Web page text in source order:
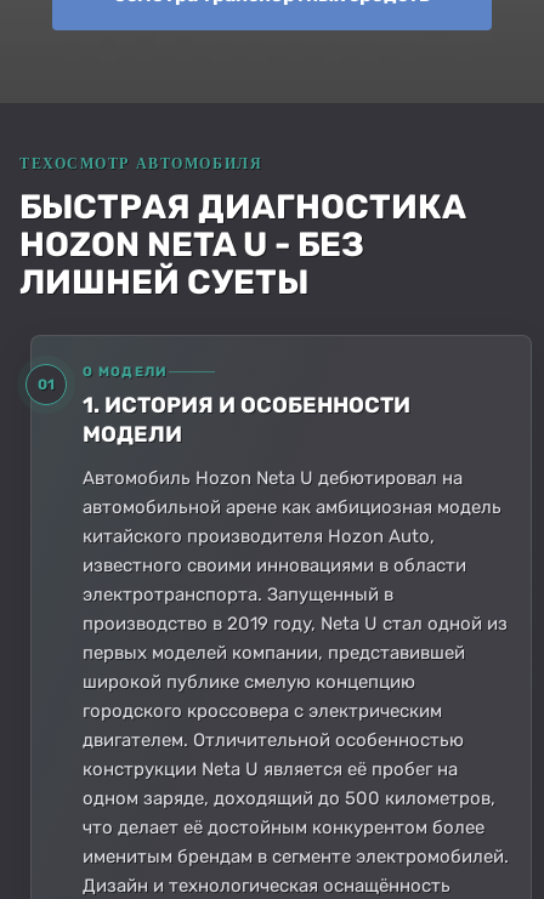
БЫСТРАЯ ДИАГНОСТИКА
HOZON NETA U - БЕЗ
ЛИШНЕЙ СУЕТЫ
01
О МОДЕЛИ
1. ИСТОРИЯ И ОСОБЕННОСТИ
МОДЕЛИ
Автомобиль Hozon Neta U дебютировал на
автомобильной арене как амбициозная модель
китайского производителя Hozon Auto,
известного своими инновациями в области
электротранспорта. Запущенный в
производство в 2019 году, Neta U стал одной из
первых моделей компании, представившей
широкой публике смелую концепцию
городского кроссовера с электрическим
двигателем. Отличительной особенностью
конструкции Neta U является её пробег на
одном заряде, доходящий до 500 километров,
что делает её достойным конкурентом более
именитым брендам в сегменте электромобилей.
Дизайн и технологическая оснащённость